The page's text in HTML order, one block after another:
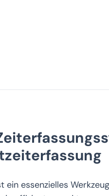
ein essenzielles